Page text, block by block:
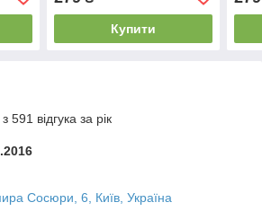
Купити
591 відгука за рік
Сосюри, 6, Київ, Україна